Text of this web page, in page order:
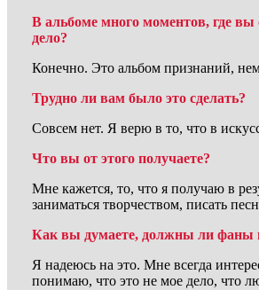
В альбоме много моментов, где
дело?
Конечно. Это альбом признаний,
Трудно ли вам было это сделать?
Совсем нет. Я верю в то, что в
Что вы от этого получаете?
Мне кажется, то, что я получаю в
заниматься творчеством, писать
Как вы думаете, должны ли фаны
Я надеюсь на это. Мне всегда
понимаю, что это не мое дело, что